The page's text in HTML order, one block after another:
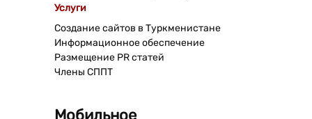
Услуги
Создание сайтов в Туркменистане
Информационное обеспечение
Размещение PR статей
Члены СППТ
Мобильное